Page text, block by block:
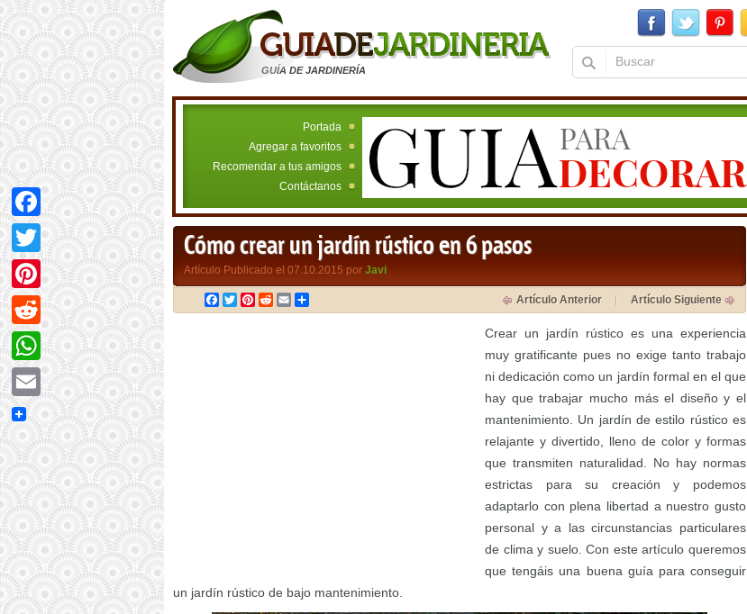
GUÍA DE JARDINERÍA
Portada
Agregar a favoritos
Recomendar a tus amigos
Contáctanos
Cómo crear un jardín rústico en 6 pasos
Artículo Publicado el 07.10.2015 por Javi
Facebook
TwitterPinterest
RedditEmail Artículo Anterior Artículo Siguiente
Crear un jardín rústico es una experiencia
muy gratificante pues no exige tanto trabajo
ni dedicación como un jardín formal en el que
hay que trabajar mucho más el diseño y el
mantenimiento. Un jardín de estilo rústico es
relajante y divertido, lleno de color y formas
que transmiten naturalidad. No hay normas
estrictas para su creación y podemos
adaptarlo con plena libertad a nuestro gusto
personal y a las circunstancias particulares
de clima y suelo. Con este artículo queremos
que tengáis una buena guía para conseguir
un jardín rústico de bajo mantenimiento.
Facebook
Twitter
Pinterest
Reddit
WhatsApp
Email